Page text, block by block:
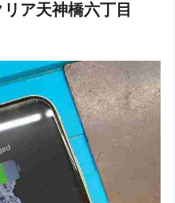
ア天神橋六丁目